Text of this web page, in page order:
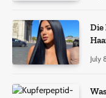
July